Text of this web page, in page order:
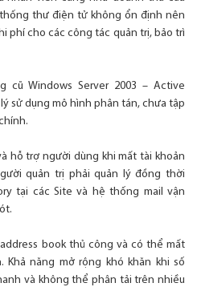
thư điện tử không ổn định nên
phí cho các công tác quản trị, bảo trì
Windows Server 2003 – Active
sử dụng mô hình phân tán, chưa tập
hỗ trợ người dùng khi mất tài khoản
quản trị phải quản lý đồng thời
tại các Site và hệ thống mail vận
book thủ công và có thể mất
năng mở rộng khó khăn khi số
và không thể phân tải trên nhiều